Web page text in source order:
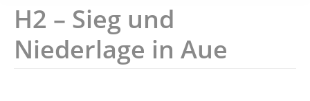
H2 – Sieg und
Niederlage in Aue